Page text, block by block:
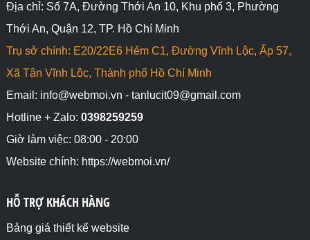
Địa chỉ: Số 7A, Đường Thới An 10, Khu phố 3, Phường
Thới An, Quận 12, TP. Hồ Chí Minh
Trụ sở chính: E20/22E6 Hẻm C1, Đường Vĩnh Lộc, Ấp 57,
Xã Tân Vĩnh Lộc, Thành phố Hồ Chí Minh
Email: info@webmoi.vn - tanlucit09@gmail.com
Hotline + Zalo: 0398259259
Giờ làm việc: 08:00 - 20:00
Website chính: https://webmoi.vn/
HỖ TRỢ KHÁCH HÀNG
Bảng giá thiết kế website